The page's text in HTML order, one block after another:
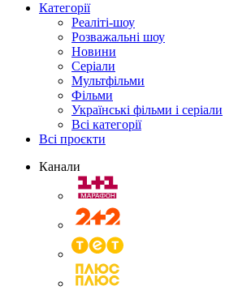
Категорії
Реаліті-шоу
Розважальні шоу
Новини
Серіали
Мультфільми
Фільми
Українські фільми і серіали
Всі категорії
Всі проєкти
Канали